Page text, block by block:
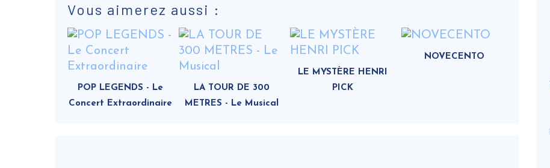
Vous aimerez aussi :
POP LEGENDS - Le
Concert Extraordinaire
LA TOUR DE 300
METRES - Le Musical
LE MYSTÈRE HENRI
PICK
NOVECENTO